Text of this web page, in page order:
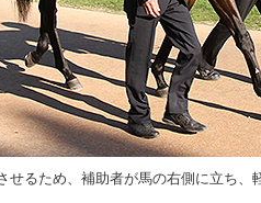
せるため、補助者が馬の右側に立ち